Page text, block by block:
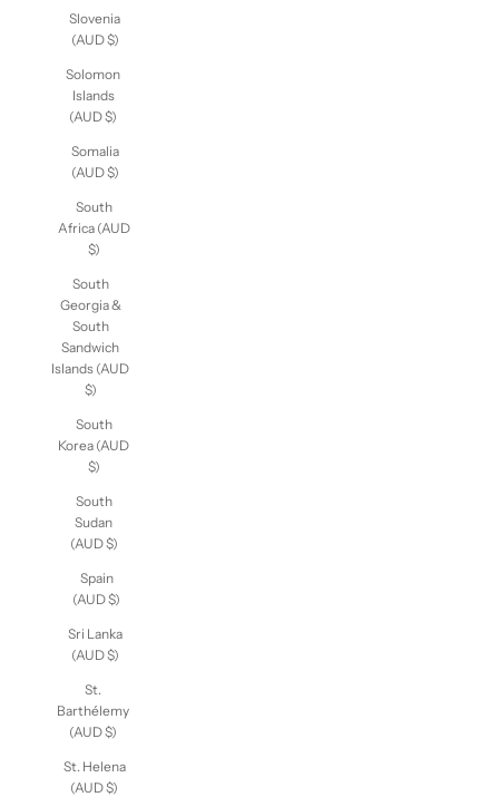
Slovenia
(AUD $)
Solomon
Islands
(AUD $)
Somalia
(AUD $)
South
Africa
(AUD $)
South
Georgia &
South
Sandwich
Islands
(AUD $)
South
Korea
(AUD $)
South
Sudan
(AUD $)
Spain
(AUD $)
Sri Lanka
(AUD $)
St.
Barthélemy
(AUD $)
St. Helena
(AUD $)